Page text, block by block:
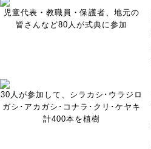
児童代表・教職員・保護者、地元の
皆さんなど80人が式典に参加
30人が参加して、シラカシ･ウラジロ
ガシ･アカガシ･コナラ･クリ･ケヤキ
計400本を植樹